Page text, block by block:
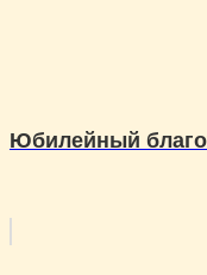
Юбилейный